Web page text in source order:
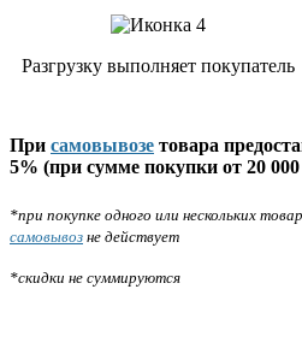
Разгрузку выполняет покупатель
При самовывозе товара
5% (при сумме покупки от 20
*при покупке одного или нескольких
самовывоз не действует
*скидки не суммируются